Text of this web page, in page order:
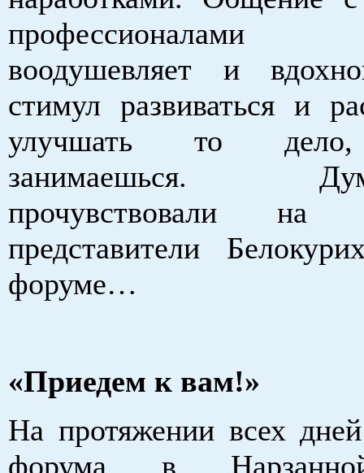
воодушевляет и
стимул развиваться и
улучшать то
занимаешься.
прочувствовали
представители
форуме…
«Приедем к вам!»
На протяжении всех
форума в